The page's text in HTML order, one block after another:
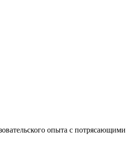
опыта с потрясающими